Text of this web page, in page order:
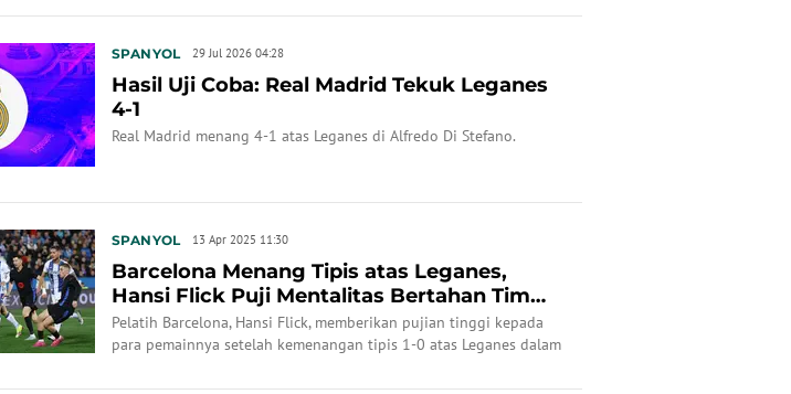
SPANYOL 29 Jul 2026 04:28
Hasil Uji Coba: Real Madrid Tekuk Leganes
4-1
Real Madrid menang 4-1 atas Leganes di Alfredo Di Stefano.
SPANYOL 13 Apr 2025 11:30
Barcelona Menang Tipis atas Leganes,
Hansi Flick Puji Mentalitas Bertahan Tim
Asuhannya
Pelatih Barcelona, Hansi Flick, memberikan pujian tinggi kepada
para pemainnya setelah kemenangan tipis 1-0 atas Leganes dalam